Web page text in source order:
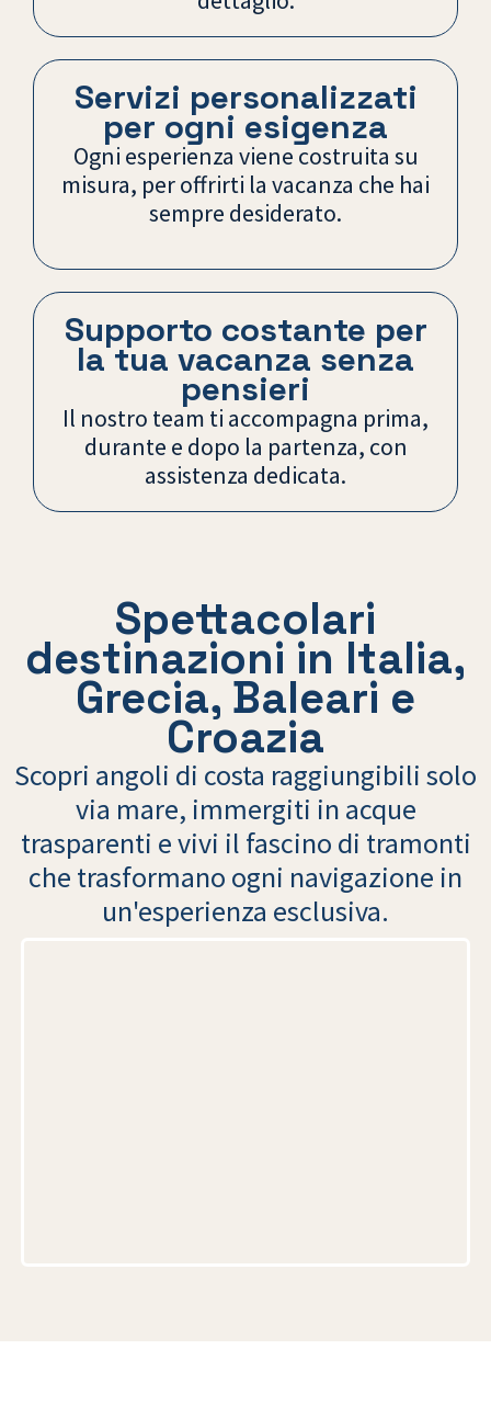
Servizi personalizzati
per ogni esigenza
Ogni esperienza viene costruita su
misura, per offrirti la vacanza che hai
sempre desiderato.
Supporto costante per
la tua vacanza senza
pensieri
Il nostro team ti accompagna prima,
durante e dopo la partenza, con
assistenza dedicata.
Spettacolari
destinazioni in Italia,
Grecia, Baleari e
Croazia
Scopri angoli di costa raggiungibili solo
via mare, immergiti in acque
trasparenti e vivi il fascino di tramonti
che trasformano ogni navigazione in
un'esperienza esclusiva.